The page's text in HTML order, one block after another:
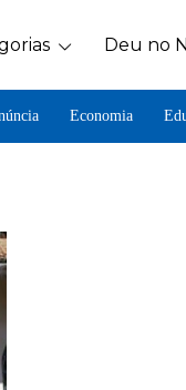
Deu no
Economia